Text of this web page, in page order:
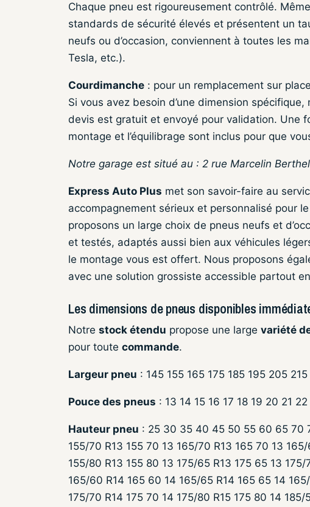
Chaque pneu est rigoureusement contrôlé.
standards de sécurité élevés et présentent un
neufs ou d’occasion, conviennent à toutes les
Tesla, etc.).
Courdimanche : pour un remplacement sur
Si vous avez besoin d’une dimension
devis est gratuit et envoyé pour validation. Une
montage et l’équilibrage sont inclus pour que
Notre garage est situé au : 2 rue Marcelin
Express Auto Plus met son savoir-faire au
accompagnement sérieux et personnalisé pour
proposons un large choix de pneus neufs et
et testés, adaptés aussi bien aux véhicules
le montage vous est offert. Nous proposons
avec une solution grossiste accessible partout
Les dimensions de pneus disponibles
Notre stock étendu propose une large variété
pour toute commande.
Largeur pneu : 145 155 165 175 185 195 205
Pouce des pneus : 13 14 15 16 17 18 19 20 21 22
Hauteur pneu : 25 30 35 40 45 50 55 60 65 70
155/70 R13 155 70 13 165/70 R13 165 70 13
155/80 R13 155 80 13 175/65 R13 175 65 13
165/60 R14 165 60 14 165/65 R14 165 65 14
175/70 R14 175 70 14 175/80 R15 175 80 14